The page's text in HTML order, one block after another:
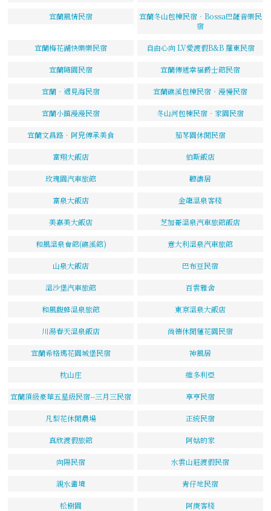
宜蘭風情民宿
宜蘭冬山包棟民宿‧Bossa巴薩音樂民
宿
宜蘭梅花湖快樂樂民宿 自由心向 LV愛渡假B&B 羅東民宿
宜蘭隨園民宿 宜蘭傳遞幸福爵士館民宿
宜蘭‧遇見海民宿 宜蘭礁溪包棟民宿‧漫慢民宿
宜蘭小鎮漫漫民宿 冬山河包棟民宿‧家園民宿
宜蘭文昌路．阿皃傳承美食 茄苳園休閒民宿
富翔大飯店 伯斯飯店
玫瑰園汽車旅館 聽濤居
富泉大飯店 金龍溫泉客棧
美嘉美大飯店 芝加哥溫泉汽車旅館飯店
和風溫泉會館(礁溪館) 意大利溫泉汽車旅館
山泉大飯店 巴布豆民宿
溫沙堡汽車旅館 百雲雅舍
和風馥蜂溫泉旅館 東京溫泉大飯店
川湯春天溫泉飯店 尚德休閒蓮花園民宿
宜蘭希格瑪花園城堡民宿 神風居
枕山庄 維多利亞
宜蘭頂級豪華五星級民宿--三月三民宿 享亨民宿
凡梨花休閒農場 正統民宿
真欣渡假旅館 阿姑的家
向陽民宿 水雲山莊渡假民宿
親水畫境 青仔地民宿
松樹園 阿庚客棧